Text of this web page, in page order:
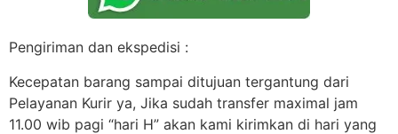
Pengiriman dan ekspedisi :
Kecepatan barang sampai ditujuan tergantung dari
Pelayanan Kurir ya, Jika sudah transfer maximal jam
11.00 wib pagi “hari H” akan kami kirimkan di hari yang